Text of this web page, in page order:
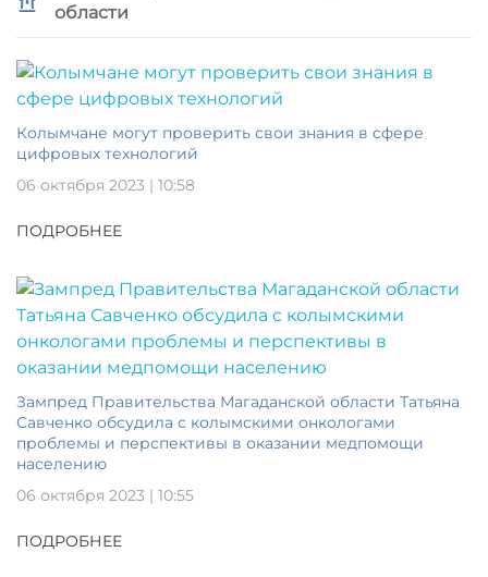
области
Колымчане могут проверить свои знания в сфере
цифровых технологий
06 октября 2023 | 10:58
ПОДРОБНЕЕ
Зампред Правительства Магаданской области Татьяна
Савченко обсудила с колымскими онкологами
проблемы и перспективы в оказании медпомощи
населению
06 октября 2023 | 10:55
ПОДРОБНЕЕ